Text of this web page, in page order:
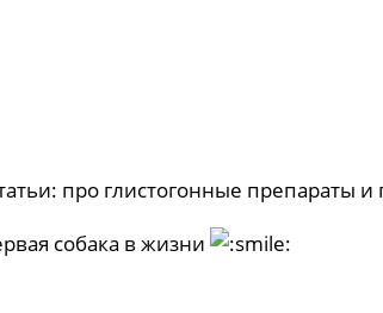
про глистогонные препараты
собака в жизни